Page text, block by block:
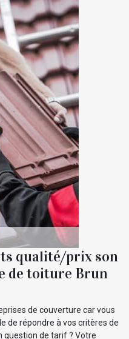
qualité/prix son
de toiture Brun
de couverture car vous
de répondre à vos critères de
question de tarif ? Votre